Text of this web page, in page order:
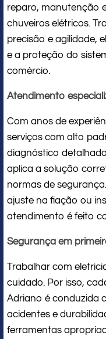
reparo, manutenção
chuveiros elétricos.
precisão e agilidade,
e a proteção do
comércio.
Atendimento
Com anos de
serviços com alto
diagnóstico
aplica a solução
normas de
ajuste na fiação ou
atendimento é feito
Segurança em
Trabalhar com
cuidado. Por isso,
Adriano é conduzida
acidentes e
ferramentas